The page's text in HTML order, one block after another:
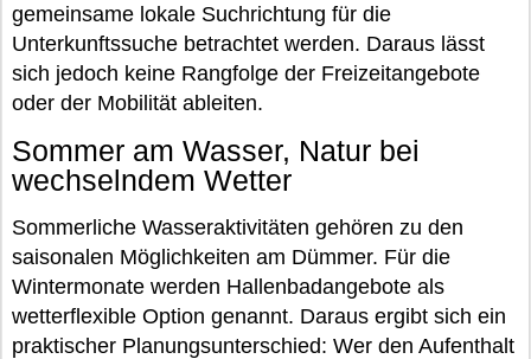
gemeinsame lokale Suchrichtung für die
Unterkunftssuche betrachtet werden. Daraus lässt
sich jedoch keine Rangfolge der Freizeitangebote
oder der Mobilität ableiten.
Sommer am Wasser, Natur bei
wechselndem Wetter
Sommerliche Wasseraktivitäten gehören zu den
saisonalen Möglichkeiten am Dümmer. Für die
Wintermonate werden Hallenbadangebote als
wetterflexible Option genannt. Daraus ergibt sich ein
praktischer Planungsunterschied: Wer den Aufenthalt